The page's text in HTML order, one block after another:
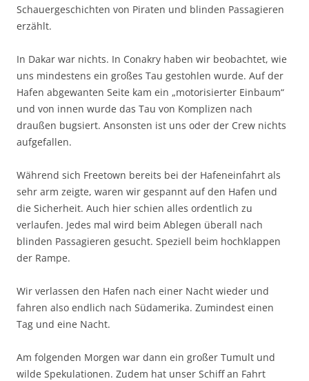
Schauergeschichten von Piraten und blinden Passagieren
erzählt.
In Dakar war nichts. In Conakry haben wir beobachtet, wie
uns mindestens ein großes Tau gestohlen wurde. Auf der
Hafen abgewanten Seite kam ein „motorisierter Einbaum“
und von innen wurde das Tau von Komplizen nach
draußen bugsiert. Ansonsten ist uns oder der Crew nichts
aufgefallen.
Während sich Freetown bereits bei der Hafeneinfahrt als
sehr arm zeigte, waren wir gespannt auf den Hafen und
die Sicherheit. Auch hier schien alles ordentlich zu
verlaufen. Jedes mal wird beim Ablegen überall nach
blinden Passagieren gesucht. Speziell beim hochklappen
der Rampe.
Wir verlassen den Hafen nach einer Nacht wieder und
fahren also endlich nach Südamerika. Zumindest einen
Tag und eine Nacht.
Am folgenden Morgen war dann ein großer Tumult und
wilde Spekulationen. Zudem hat unser Schiff an Fahrt